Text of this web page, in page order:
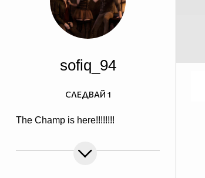
sofiq_94
The Champ is here!!!!!!!!
СЛЕДВАЙ 1